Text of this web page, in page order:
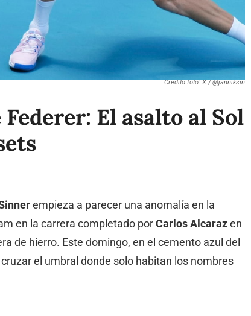
Crédito foto: X / @janniksin
El asalto al Sol
empieza a parecer una anomalía en la
en la carrera completado por Carlos Alcaraz en
de hierro. Este domingo, en el cemento azul del
el umbral donde solo habitan los nombres